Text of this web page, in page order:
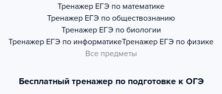
Тренажер ЕГЭ по математике
Тренажер ЕГЭ по обществознанию
Тренажер ЕГЭ по биологии
Тренажер ЕГЭ по информатикеТренажер ЕГЭ по физике
Все предметы
Бесплатный тренажер по подготовке к ОГЭ